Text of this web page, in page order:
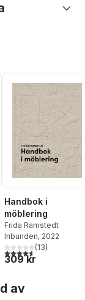
röster:
Handbok i
möblering
Frida Ramstedt
Inbunden, 2022
4,6utav 5 stjärnor.
(13)
309 kr
av